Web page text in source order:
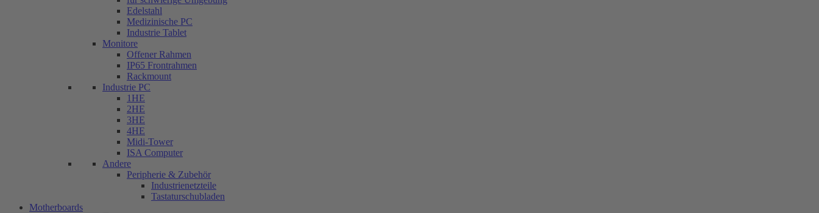
Edelstahl
Medizinische PC
Industrie Tablet
Monitore
Offener Rahmen
IP65 Frontrahmen
Rackmount
Industrie PC
1HE
2HE
3HE
4HE
Midi-Tower
ISA Computer
Andere
Peripherie & Zubehör
Industrienetzteile
Tastaturschubladen
Motherboards